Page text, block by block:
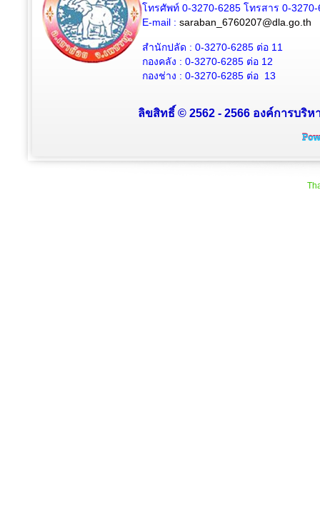
โทรศัพท์ 0-3270-6285 โทรสาร 0-
E-mail : saraban_6760207@dla.go.th
สำนักปลัด : 0-3270-6285 ต่อ 11
กองคลัง : 0-3270-6285 ต่อ 12
กองช่าง : 0-3270-6285 ต่อ 13
ลิขสิทธิ์ © 2562 - 2566 องค์การบริ